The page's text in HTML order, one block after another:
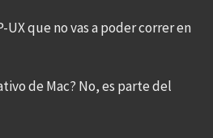
UX que no vas a poder correr en
de Mac? No, es parte del